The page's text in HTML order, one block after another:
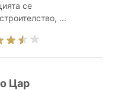
се
...
Цар